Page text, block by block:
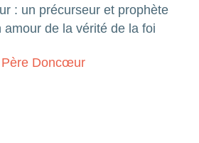
: un précurseur et prophète
amour de la vérité de la foi
Père Doncœur